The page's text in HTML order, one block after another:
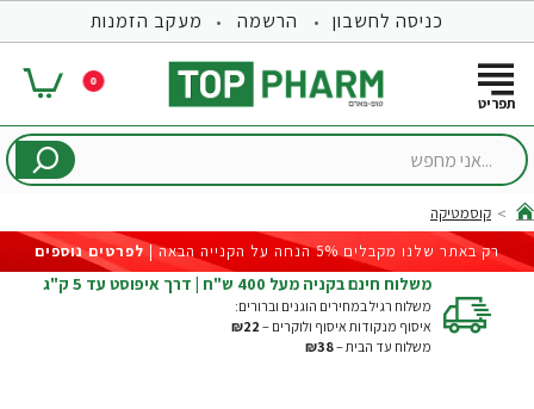
כניסה לחשבון הרשמה מעקב הזמנות
0
...אני
home
קוסמטיקה
רק באתר שלנו מקבלים 5% הנחה על הקנייה הבאה |
לפרטים נוספים
משלוח חינם בקניה מעל 400 ש"ח | דרך איפוסט עד 5 ק"ג
משלוח רגיל במחירים הוגנים וברורים:
איסוף מנקודות איסוף ולוקרים – ₪22
משלוח עד הבית –₪38